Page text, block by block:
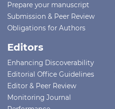
Prepare your manuscript
Submission & Peer Review
Obligations for Authors
Editors
Enhancing Discoverability
Editorial Office Guidelines
Editor & Peer Review
Monitoring Journal